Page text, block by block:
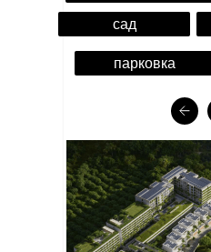
сад
парковка